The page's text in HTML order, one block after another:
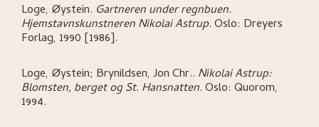
Loge, Øystein. Gartneren under regnbuen.
Hjemstavnskunstneren Nikolai Astrup.Oslo: Dreyers
Forlag, 1990 [1986].
Loge, Øystein; Brynildsen, Jon Chr.. Nikolai Astrup:
Blomsten, berget og St. Hansnatten.Oslo: Quorom,
1994.